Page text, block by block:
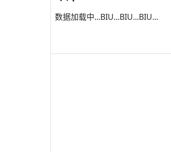
数据加载中...BIU...BIU...BIU...